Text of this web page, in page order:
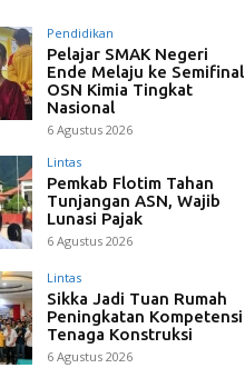
Pendidikan
Pelajar SMAK Negeri
Ende Melaju ke Semifinal
OSN Kimia Tingkat
Nasional
6 Agustus 2026
Lintas
Pemkab Flotim Tahan
Tunjangan ASN, Wajib
Lunasi Pajak
6 Agustus 2026
Lintas
Sikka Jadi Tuan Rumah
Peningkatan Kompetensi
Tenaga Konstruksi
6 Agustus 2026